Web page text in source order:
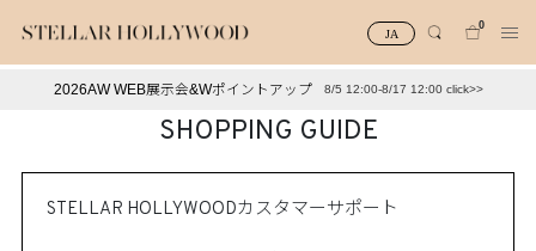
JA
0
2026AW WEB展示会&Wポイントアップ 8/5 12:00-8/17 12:00 click>>
SHOPPING GUIDE
STELLAR HOLLYWOODカスタマーサポート​